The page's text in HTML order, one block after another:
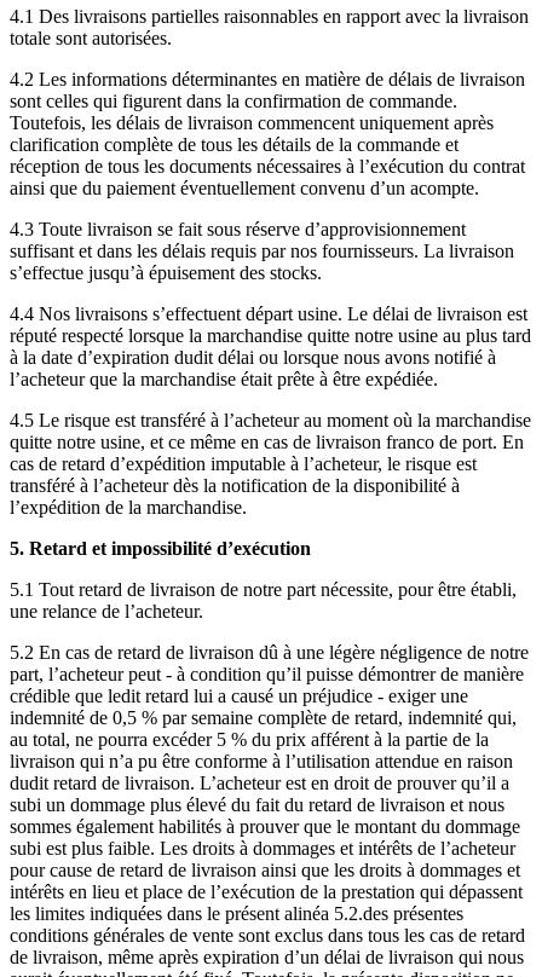
4.1 Des livraisons partielles raisonnables en rapport avec la livraison
totale sont autorisées.
4.2 Les informations déterminantes en matière de délais de livraison
sont celles qui figurent dans la confirmation de commande.
Toutefois, les délais de livraison commencent uniquement après
clarification complète de tous les détails de la commande et
réception de tous les documents nécessaires à l’exécution du contrat
ainsi que du paiement éventuellement convenu d’un acompte.
4.3 Toute livraison se fait sous réserve d’approvisionnement
suffisant et dans les délais requis par nos fournisseurs. La livraison
s’effectue jusqu’à épuisement des stocks.
4.4 Nos livraisons s’effectuent départ usine. Le délai de livraison est
réputé respecté lorsque la marchandise quitte notre usine au plus tard
à la date d’expiration dudit délai ou lorsque nous avons notifié à
l’acheteur que la marchandise était prête à être expédiée.
4.5 Le risque est transféré à l’acheteur au moment où la marchandise
quitte notre usine, et ce même en cas de livraison franco de port. En
cas de retard d’expédition imputable à l’acheteur, le risque est
transféré à l’acheteur dès la notification de la disponibilité à
l’expédition de la marchandise.
5. Retard et impossibilité d’exécution
5.1 Tout retard de livraison de notre part nécessite, pour être établi,
une relance de l’acheteur.
5.2 En cas de retard de livraison dû à une légère négligence de notre
part, l’acheteur peut - à condition qu’il puisse démontrer de manière
crédible que ledit retard lui a causé un préjudice - exiger une
indemnité de 0,5 % par semaine complète de retard, indemnité qui,
au total, ne pourra excéder 5 % du prix afférent à la partie de la
livraison qui n’a pu être conforme à l’utilisation attendue en raison
dudit retard de livraison. L’acheteur est en droit de prouver qu’il a
subi un dommage plus élevé du fait du retard de livraison et nous
sommes également habilités à prouver que le montant du dommage
subi est plus faible. Les droits à dommages et intérêts de l’acheteur
pour cause de retard de livraison ainsi que les droits à dommages et
intérêts en lieu et place de l’exécution de la prestation qui dépassent
les limites indiquées dans le présent alinéa 5.2.des présentes
conditions générales de vente sont exclus dans tous les cas de retard
de livraison, même après expiration d’un délai de livraison qui nous